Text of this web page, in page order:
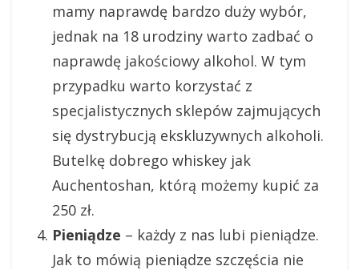
mamy naprawdę bardzo duży wybór,
jednak na 18 urodziny warto zadbać o
naprawdę jakościowy alkohol. W tym
przypadku warto korzystać z
specjalistycznych sklepów zajmujących
się dystrybucją ekskluzywnych alkoholi.
Butelkę dobrego whiskey jak
Auchentoshan, którą możemy kupić za
250 zł.
Pieniądze – każdy z nas lubi pieniądze.
Jak to mówią pieniądze szczęścia nie